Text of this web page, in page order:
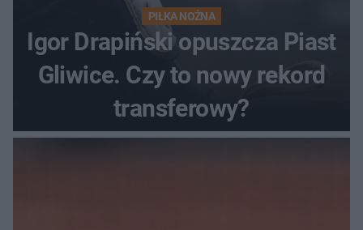
PIŁKA NOŻNA
Igor Drapiński opuszcza Piast
Gliwice. Czy to nowy rekord
transferowy?